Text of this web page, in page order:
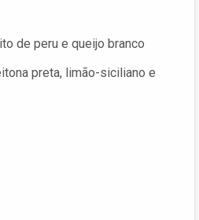
de peru e queijo branco
preta, limão-siciliano e